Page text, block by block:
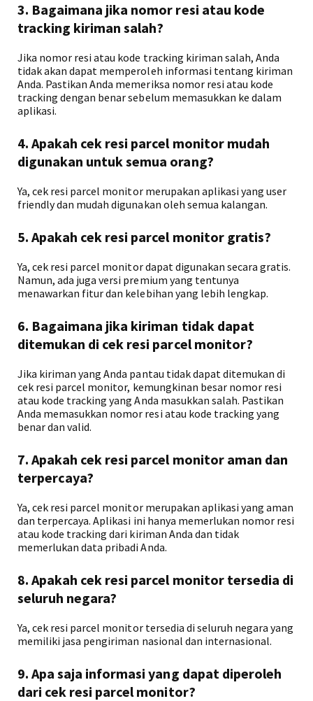
3. Bagaimana jika nomor resi atau kode
tracking kiriman salah?
Jika nomor resi atau kode tracking kiriman salah, Anda
tidak akan dapat memperoleh informasi tentang kiriman
Anda. Pastikan Anda memeriksa nomor resi atau kode
tracking dengan benar sebelum memasukkan ke dalam
aplikasi.
4. Apakah cek resi parcel monitor mudah
digunakan untuk semua orang?
Ya, cek resi parcel monitor merupakan aplikasi yang user
friendly dan mudah digunakan oleh semua kalangan.
5. Apakah cek resi parcel monitor gratis?
Ya, cek resi parcel monitor dapat digunakan secara gratis.
Namun, ada juga versi premium yang tentunya
menawarkan fitur dan kelebihan yang lebih lengkap.
6. Bagaimana jika kiriman tidak dapat
ditemukan di cek resi parcel monitor?
Jika kiriman yang Anda pantau tidak dapat ditemukan di
cek resi parcel monitor, kemungkinan besar nomor resi
atau kode tracking yang Anda masukkan salah. Pastikan
Anda memasukkan nomor resi atau kode tracking yang
benar dan valid.
7. Apakah cek resi parcel monitor aman dan
terpercaya?
Ya, cek resi parcel monitor merupakan aplikasi yang aman
dan terpercaya. Aplikasi ini hanya memerlukan nomor resi
atau kode tracking dari kiriman Anda dan tidak
memerlukan data pribadi Anda.
8. Apakah cek resi parcel monitor tersedia di
seluruh negara?
Ya, cek resi parcel monitor tersedia di seluruh negara yang
memiliki jasa pengiriman nasional dan internasional.
9. Apa saja informasi yang dapat diperoleh
dari cek resi parcel monitor?